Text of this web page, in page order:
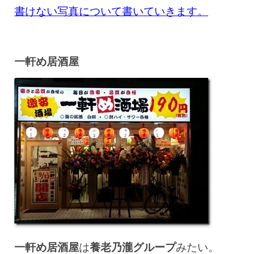
書けない写真について書いていきます。
一軒め居酒屋
一軒め居酒屋は養老乃瀧グループみたい。